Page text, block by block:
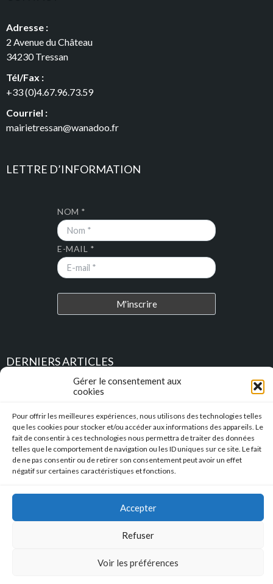
Gérer le consentement aux
cookies
Pour offrir les meilleures expériences, nous utilisons des technologies telles
que les cookies pour stocker et/ou accéder aux informations des appareils. Le
fait de consentir à ces technologies nous permettra de traiter des données
telles que le comportement de navigation ou les ID uniques sur ce site. Le fait
de ne pas consentir ou de retirer son consentement peut avoir un effet
négatif sur certaines caractéristiques et fonctions.
Accepter
Refuser
Voir les préférences
Adresse :
2 Avenue du Château
34230 Tressan
Tél/Fax :
+33 (0)4.67.96.73.59
Courriel :
mairietressan@wanadoo.fr
LETTRE D’INFORMATION
NOM *
E-MAIL *
DERNIERS ARTICLES
Place au Terroir – TRESSAN
Soirée d’été
Descente en caisse à savon – Profitez de l’été pour construire vos
caisses à savon !!!
Copyright © 2023 Mairie de Tressan | Réalisation